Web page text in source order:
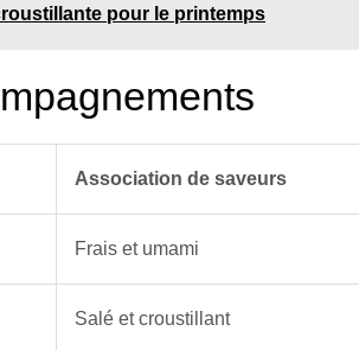
pour le printemps
Association de saveurs
Frais et umami
Salé et croustillant